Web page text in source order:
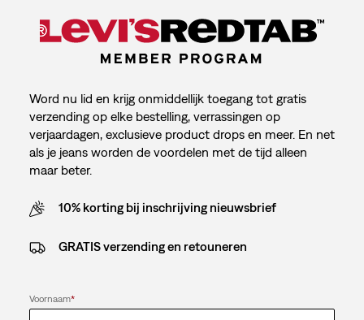
Word nu lid en krijg onmiddellijk toegang tot gratis
verzending op elke bestelling, verrassingen op
verjaardagen, exclusieve product drops en meer. En net
als je jeans worden de voordelen met de tijd alleen
maar beter.
10% korting bij inschrijving nieuwsbrief
GRATIS verzending en retouneren
Voornaam*